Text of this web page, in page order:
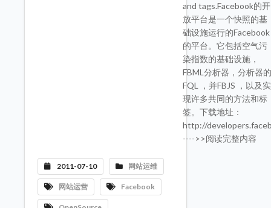
and tags.Facebook的开
放平台是一个快照的基
础设施运行的Facebook
的平台。它包括空气污
染指数的基础设施，
FBML分析器，分析器
FQL ，并FBJS ，以及实
现许多共同的方法和标
签。下载地址：
http://
---->>阅读完整内容
2011-07-10 网站运维
网站运营 Facebook